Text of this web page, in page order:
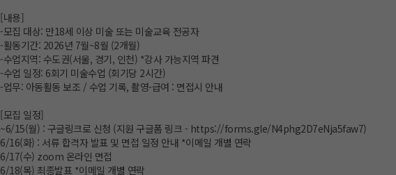
[내용]
-모집 대상: 만18세 이상 미술 또는 미술교육 전공자
-활동기간: 2026년 7월~8월 (2개월)
-수업지역: 수도권(서울, 경기, 인천) *강사 가능지역 파견
-수업 일정: 6회기 미술수업 (회기당 2시간)
-업무: 아동활동 보조 / 수업 기록, 촬영-급여 : 면접시 안내
[모집 일정]
~6/15(월) : 구글링크로 신청 (지원 구글폼 링크 - https://forms.gle/N4phg2D7eNja5faw7)
6/16(화) : 서류 합격자 발표 및 면접 일정 안내 *이메일 개별 연락
6/17(수) zoom 온라인 면접
6/18(목) 최종발표 *이메일 개별 연락